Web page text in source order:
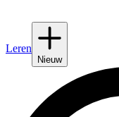
Leren
Nieuw